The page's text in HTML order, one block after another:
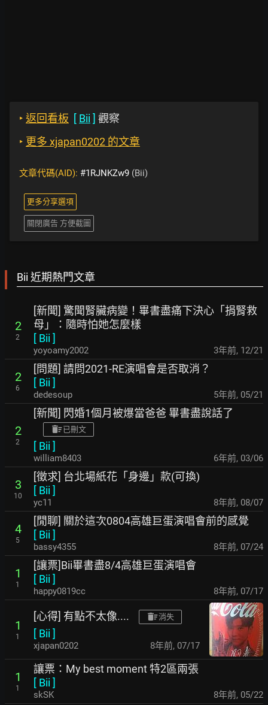
‣ 返回看板 [ Bii ] 觀察
‣ 更多 xjapan0202 的文章
文章代碼(AID): #1RJNKZw9 (Bii)
更多分享選項
關閉廣告 方便截圖
Bii 近期熱門文章
2
2
[新聞] 驚聞腎臟病變！畢書盡痛下決心「捐腎救
母」：隨時怕她怎麼樣
[ Bii ]
yoyoamy2002 3年前, 12/21
2
6
[問題] 請問2021-RE演唱會是否取消？
[ Bii ]
dedesoup 5年前, 05/21
2
2
[新聞] 閃婚1個月被爆當爸爸 畢書盡說話了
已刪文
[ Bii ]
william8403 6年前, 03/06
3
10
[徵求] 台北場紙花「身邊」款(可換)
[ Bii ]
yc11 8年前, 08/07
4
5
[閒聊] 關於這次0804高雄巨蛋演唱會前的感覺
[ Bii ]
bassy4355 8年前, 07/24
1
1
[讓票]Bii畢書盡8/4高雄巨蛋演唱會
[ Bii ]
happy0819cc 8年前, 07/17
1
1
[心得] 有點不太像.... 消失
[ Bii ]
xjapan0202 8年前, 07/17
1
1
讓票：My best moment 特2區兩張
[ Bii ]
skSK 8年前, 05/22